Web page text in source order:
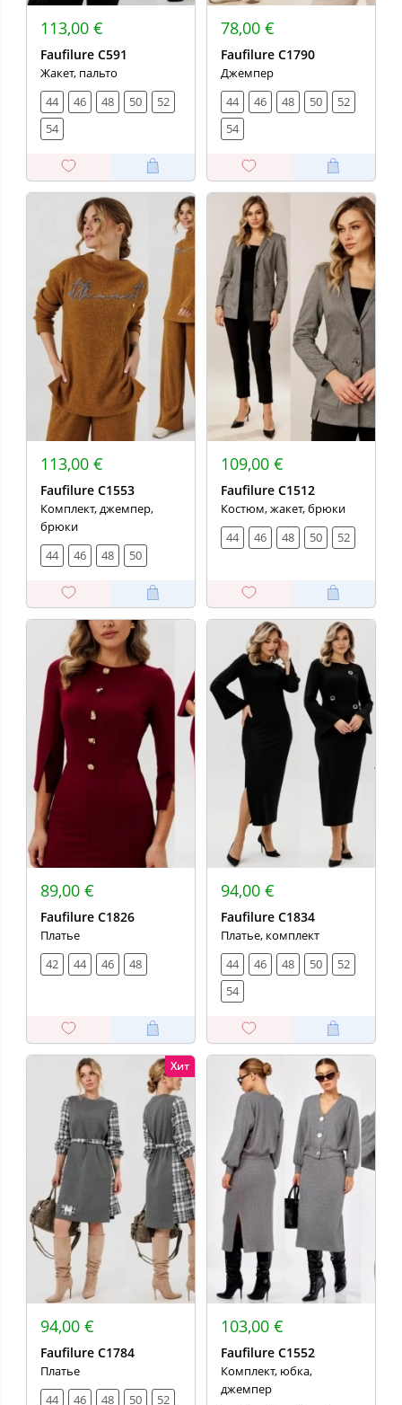
113,00 €
Faufilure C591
Жакет, пальто
44
46 48 50
52
54
78,00 €
Faufilure С1790
Джемпер
44
46 48 50
52
54
113,00 €
Faufilure C1553
Комплект, джемпер,
брюки
44
46 48 50
109,00 €
Faufilure C1512
Костюм, жакет, брюки
44
46 48 50 52
89,00 €
Faufilure C1826
Платье
42
44 46 48
94,00 €
Faufilure C1834
Платье, комплект
44
46 48 50
52
54
Хит
94,00 €
Faufilure С1784
Платье
44
46 48 50
52
103,00 €
Faufilure С1552
Комплект, юбка,
джемпер